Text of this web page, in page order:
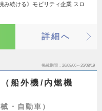
み続ける》モビリティ企業 スロ
詳細へ
掲載期間 26/08/06～26/08/19
船外機/内燃機
・自動車）